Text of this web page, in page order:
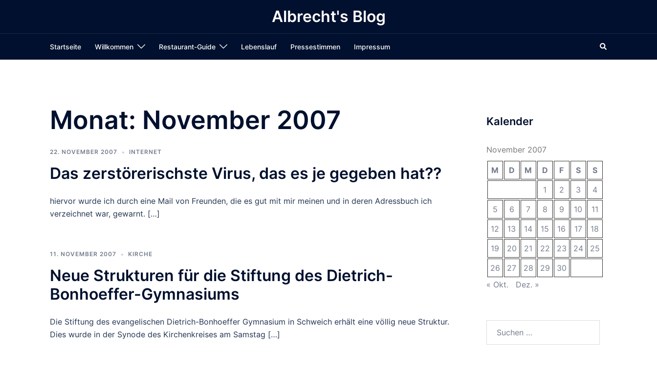
springen
Albrecht's Blog
Startseite Willkommen Restaurant-Guide Lebenslauf Pressestimmen Impressum Suche
Monat: November 2007
22. NOVEMBER 2007 INTERNET
Das zerstörerischste Virus, das es je gegeben hat??
hiervor wurde ich durch eine Mail von Freunden, die es gut mit mir meinen und in deren Adressbuch ich
verzeichnet war, gewarnt. […]
11. NOVEMBER 2007 KIRCHE
Neue Strukturen für die Stiftung des Dietrich-
Bonhoeffer-Gymnasiums
Die Stiftung des evangelischen Dietrich-Bonhoeffer Gymnasium in Schweich erhält eine völlig neue Struktur.
Dies wurde in der Synode des Kirchenkreises am Samstag […]
Kalender
November 2007
M D M D F S
S
1
2 3
4
5
6 7 8 9 10
11
12
13 14 15 16 17
18
19
20 21 22 23 24
25
26
27 28 29
30
« Okt.
Dez. »